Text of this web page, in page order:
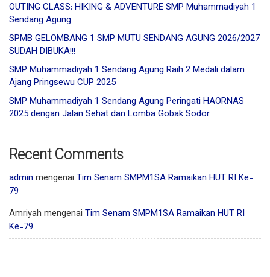
OUTING CLASS: HIKING & ADVENTURE SMP Muhammadiyah 1
Sendang Agung
SPMB GELOMBANG 1 SMP MUTU SENDANG AGUNG 2026/2027
SUDAH DIBUKA!!!
SMP Muhammadiyah 1 Sendang Agung Raih 2 Medali dalam
Ajang Pringsewu CUP 2025
SMP Muhammadiyah 1 Sendang Agung Peringati HAORNAS
2025 dengan Jalan Sehat dan Lomba Gobak Sodor
Recent Comments
admin mengenai Tim Senam SMPM1SA Ramaikan HUT RI Ke-
79
Amriyah mengenai Tim Senam SMPM1SA Ramaikan HUT RI
Ke-79